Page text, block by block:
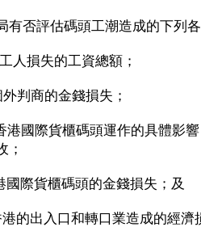
有否評估碼頭工潮造成的下列
人損失的工資總額；
外判商的金錢損失；
港國際貨櫃碼頭運作的具體影
；
國際貨櫃碼頭的金錢損失；及
港的出入口和轉口業造成的經濟